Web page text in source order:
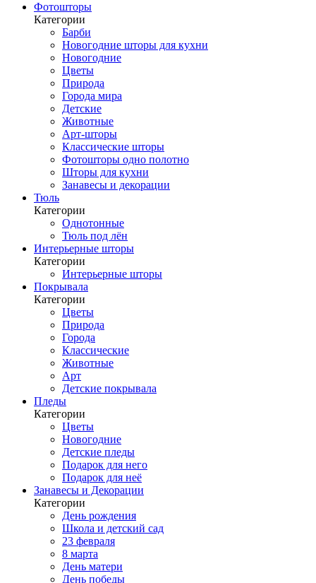
Фотошторы
Категории
Барби
Новогодние шторы для кухни
Новогодние
Цветы
Природа
Города мира
Детские
Животные
Арт-шторы
Классические шторы
Фотошторы одно полотно
Шторы для кухни
Занавесы и декорации
Тюль
Категории
Однотонные
Тюль под лён
Интерьерные шторы
Категории
Интерьерные шторы
Покрывала
Категории
Цветы
Природа
Города
Классические
Животные
Арт
Детские покрывала
Пледы
Категории
Цветы
Новогодние
Детские пледы
Подарок для него
Подарок для неё
Занавесы и Декорации
Категории
День рождения
Школа и детский сад
23 февраля
8 марта
День матери
День победы